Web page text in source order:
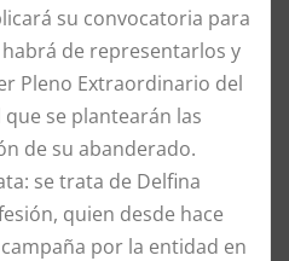
su convocatoria para
de representarlos y
Pleno Extraordinario del
que se plantearán las
de su abanderado.
se trata de Delfina
quien desde hace
por la entidad en